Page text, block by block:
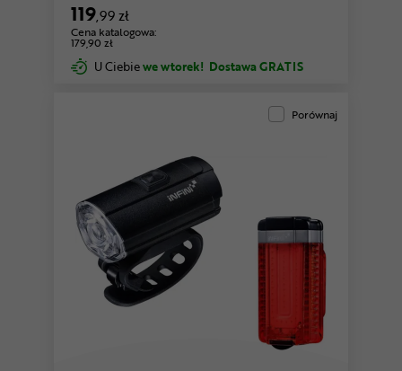
119,99 zł
Cena katalogowa:
179,90 zł
U Ciebiewe wtorek! Dostawa GRATIS
Porównaj